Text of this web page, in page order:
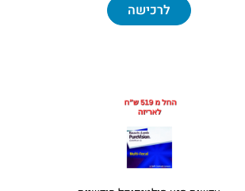
לרכישה